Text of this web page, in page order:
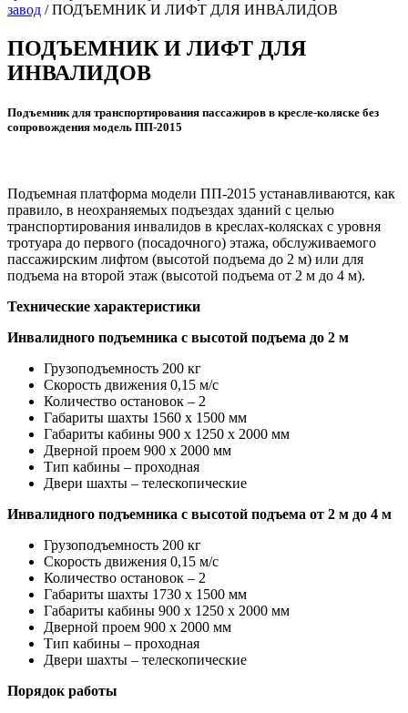
завод /ПОДЪЕМНИК И ЛИФТ ДЛЯ ИНВАЛИДОВ
ПОДЪЕМНИК И ЛИФТ ДЛЯ
ИНВАЛИДОВ
Подъемник для транспортирования пассажиров в кресле-коляске без
сопровождения модель ПП-2015
Подъемная платформа модели ПП-2015 устанавливаются, как
правило, в неохраняемых подъездах зданий с целью
транспортирования инвалидов в креслах-колясках с уровня
тротуара до первого (посадочного) этажа, обслуживаемого
пассажирским лифтом (высотой подъема до 2 м) или для
подъема на второй этаж (высотой подъема от 2 м до 4 м).
Технические характеристики
Инвалидного подъемника с высотой подъема до 2 м
Грузоподъемность 200 кг
Скорость движения 0,15 м/с
Количество остановок – 2
Габариты шахты 1560 х 1500 мм
Габариты кабины 900 х 1250 х 2000 мм
Дверной проем 900 х 2000 мм
Тип кабины – проходная
Двери шахты – телескопические
Инвалидного подъемника с высотой подъема от 2 м до 4 м
Грузоподъемность 200 кг
Скорость движения 0,15 м/с
Количество остановок – 2
Габариты шахты 1730 х 1500 мм
Габариты кабины 900 х 1250 х 2000 мм
Дверной проем 900 х 2000 мм
Тип кабины – проходная
Двери шахты – телескопические
Порядок работы